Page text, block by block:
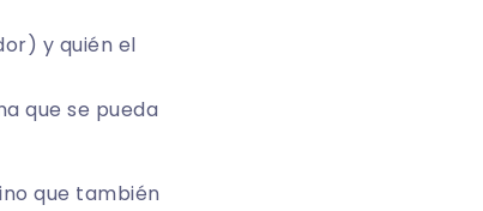
y quién el
que se pueda
que también